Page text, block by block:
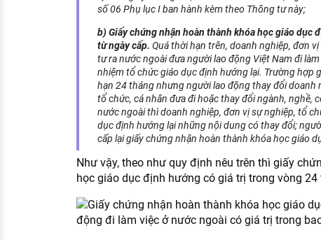
số 06 Phụ lục I ban hành kèm theo Thông tư này;
b) Giấy chứng nhận hoàn thành khóa học giáo dục
từ ngày cấp. Quá thời hạn trên, doanh nghiệp, đơn
tư ra nước ngoài đưa người lao động Việt Nam đi
nhiệm tổ chức giáo dục định hướng lại. Trường hợp
hạn 24 tháng nhưng người lao động thay đổi doanh
tổ chức, cá nhân đưa đi hoặc thay đổi ngành, nghề,
nước ngoài thì doanh nghiệp, đơn vị sự nghiệp, tổ
dục định hướng lại những nội dung có thay đổi;
cấp lại giấy chứng nhận hoàn thành khóa học giáo
Như vậy, theo như quy định nêu trên thì giấy
học giáo dục định hướng có giá trị trong vòng